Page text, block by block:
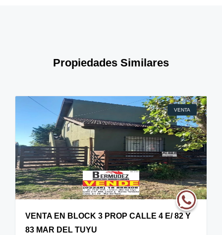
Propiedades Similares
VENTA
VENTA EN BLOCK 3 PROP CALLE 4 E/ 82 Y
83 MAR DEL TUYU